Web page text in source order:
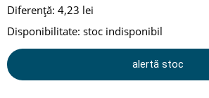
Diferență: 4,23 lei
Disponibilitate: stoc indisponibil
alertă stoc